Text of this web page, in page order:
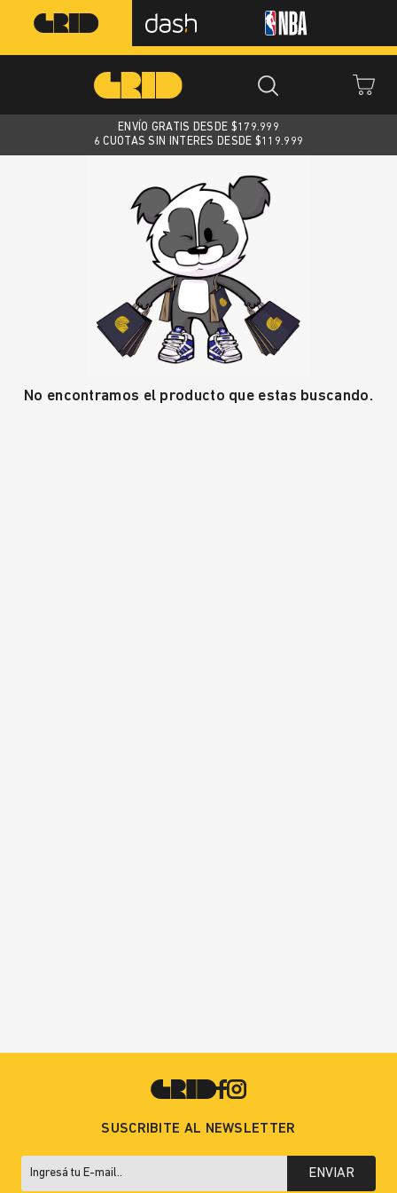
ENVÍO GRATIS DESDE $179.999
6 CUOTAS SIN INTERES DESDE $119.999
No encontramos el producto que estas buscando.
SUSCRIBITE AL NEWSLETTER
ENVIAR